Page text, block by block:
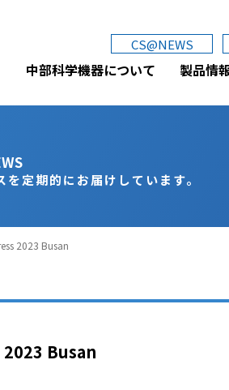
CS@NEWS
中部科学機器について 製品情
定期的にお届けしています。
2023 Busan
Busan